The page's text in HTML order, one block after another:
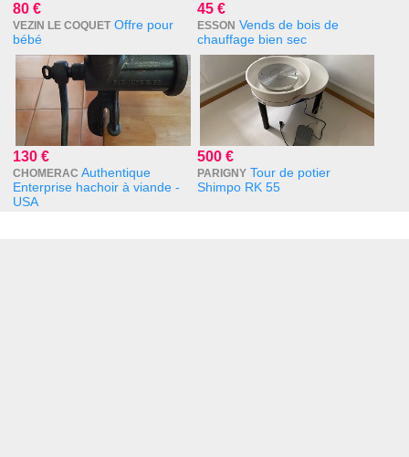
80 €
VEZIN LE COQUET Offre pour
bébé
45 €
ESSON Vends de bois de
chauffage bien sec
130 €
CHOMERAC Authentique
Enterprise hachoir à viande -
USA
500 €
PARIGNY Tour de potier
Shimpo RK 55